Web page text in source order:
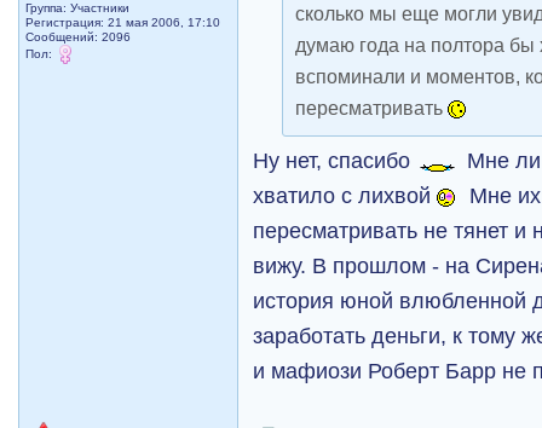
Группа: Участники
Регистрация: 21 мая 2006, 17:10
Сообщений: 2096
Пол:
сколько мы еще могли
думаю года на полтора
вспоминали и моментов,
пересматривать
Ну нет, спасибо
Мне
хватило с лихвой
Мне
пересматривать не тянет и
вижу. В прошлом - на
история юной влюбленной
заработать деньги, к тому
и мафиози Роберт Барр не